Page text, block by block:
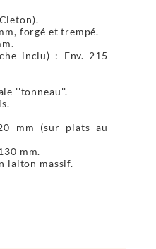
forgé et trempé.
inclu) : Env. 215
''tonneau''.
mm (sur plats au
mm.
laiton massif.